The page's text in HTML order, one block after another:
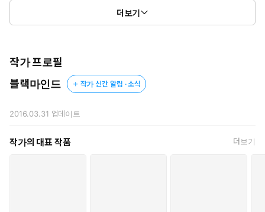
드래곤을 증오하는 드래곤 기사이자 공작,
카엘루스에게 발견돼 위험한 개체로 찍히고 만다.
“깨잉잉! 깨우애웅.”
필사의 불쌍한 똥개 작전뿐!
그렇게 시작된 조건부 감금… 아니, 동거 생활.
더보기
작가 프로필
블랙마인드
작가 신간 알림 · 소식
2016.03.31 업데이트
작가의 대표 작품 더보기